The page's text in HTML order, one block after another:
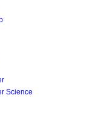
Science